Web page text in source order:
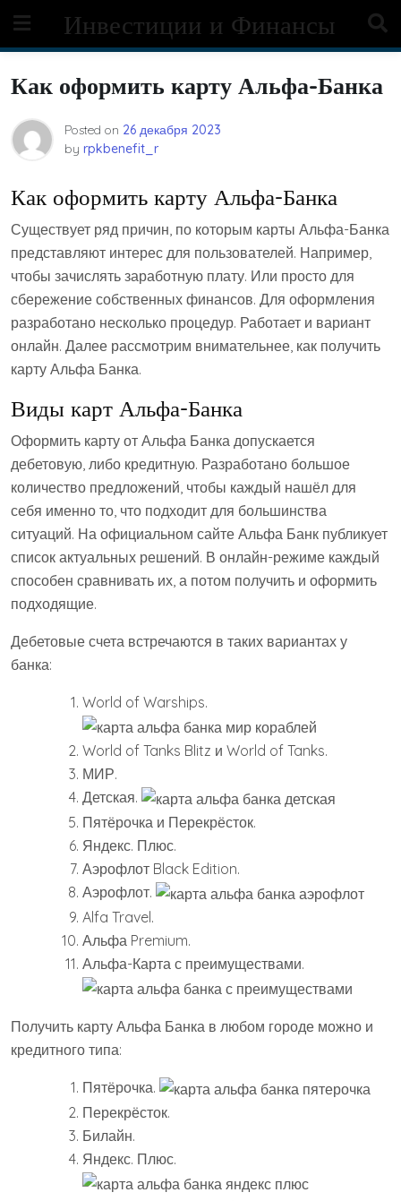
content
Инвестиции и Финансы
Как оформить карту Альфа-Банка
Posted on 26 декабря 2023
by rpkbenefit_r
Как оформить карту Альфа-Банка
Существует ряд причин, по которым карты Альфа-Банка
представляют интерес для пользователей. Например,
чтобы зачислять заработную плату. Или просто для
сбережение собственных финансов. Для оформления
разработано несколько процедур. Работает и вариант
онлайн. Далее рассмотрим внимательнее, как получить
карту Альфа Банка.
Виды карт Альфа-Банка
Оформить карту от Альфа Банка допускается
дебетовую, либо кредитную. Разработано большое
количество предложений, чтобы каждый нашёл для
себя именно то, что подходит для большинства
ситуаций. На официальном сайте Альфа Банк публикует
список актуальных решений. В онлайн-режиме каждый
способен сравнивать их, а потом получить и оформить
подходящие.
Дебетовые счета встречаются в таких вариантах у
банка:
World of Warships.
World of Tanks Blitz и World of Tanks.
МИР.
Детская.
Пятёрочка и Перекрёсток.
Яндекс. Плюс.
Аэрофлот Black Edition.
Аэрофлот.
Alfa Travel.
Альфа Premium.
Альфа-Карта с преимуществами.
Получить карту Альфа Банка в любом городе можно и
кредитного типа:
Пятёрочка.
Перекрёсток.
Билайн.
Яндекс. Плюс.